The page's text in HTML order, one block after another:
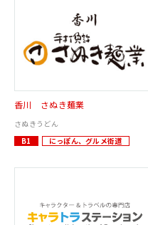
香川 さぬき麺業
さぬきうどん
B1
にっぽん、グルメ街道